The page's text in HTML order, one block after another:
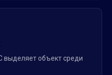
выделяет объект среди